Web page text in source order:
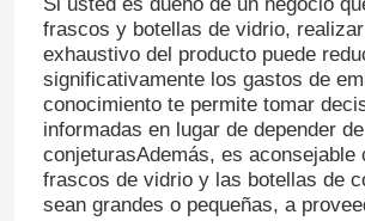
Control de Calidad
Contacto
Solicitar una cotización
frascos y botellas de vidrio,
exhaustivo del producto puede
significativamente los gastos de
conocimiento te permite tomar
informadas en lugar de depender de
conjeturasAdemás, es aconsejable
frascos de vidrio y las botellas de
sean grandes o pequeñas, a